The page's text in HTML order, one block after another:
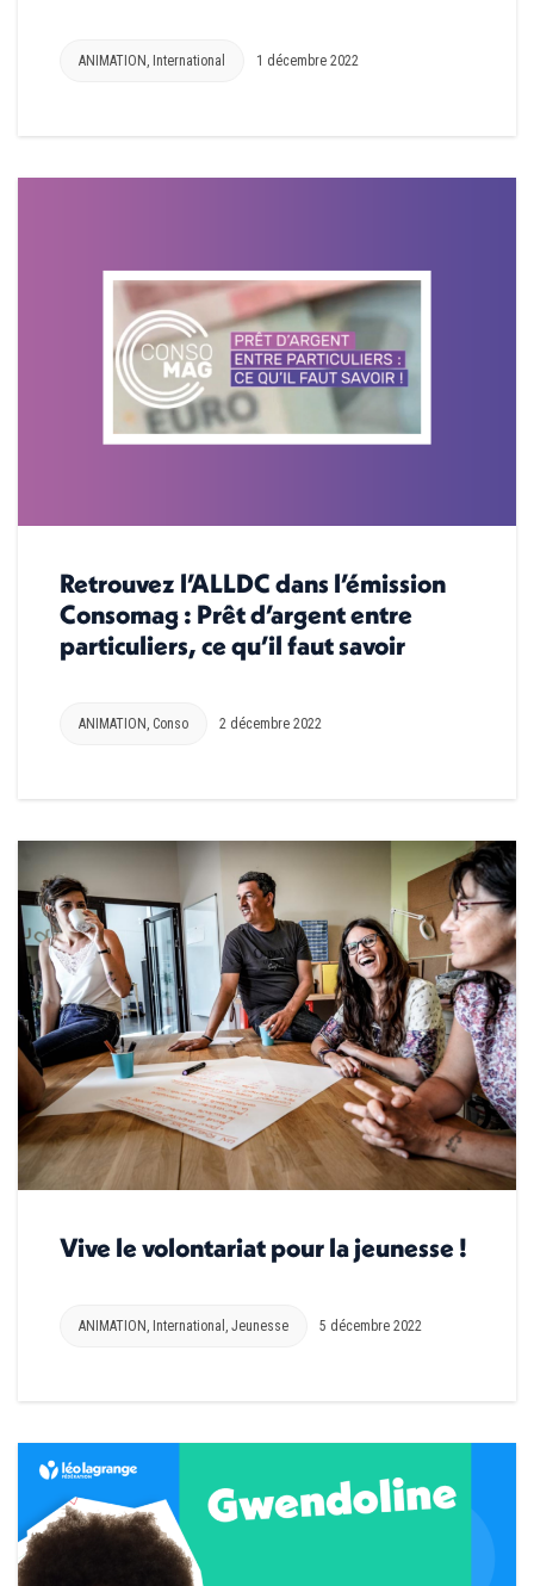
ANIMATION International 1 décembre 2022
Retrouvez l’ALLDC dans l’émission
Consomag : Prêt d’argent entre
particuliers, ce qu’il faut savoir
ANIMATION , Conso 2 décembre 2022
Vive le volontariat pour la jeunesse !
ANIMATION , International , Jeunesse 5 décembre 2022